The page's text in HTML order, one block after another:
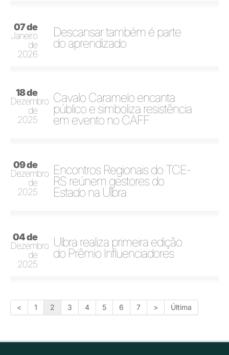
07 de
Janeiro
de
2026
Descansar também é parte
do aprendizado
18 de
Dezembro
de
2025
Cavalo Caramelo encanta
público e simboliza resistência
em evento no CAFF
09 de
Dezembro
de
2025
Encontros Regionais do TCE-
RS reúnem gestores do
Estado na Ulbra
04 de
Dezembro
de
2025
Ulbra realiza primeira edição
do Prêmio Influenciadores
< 1 2 3 4 5 6 7 > Última